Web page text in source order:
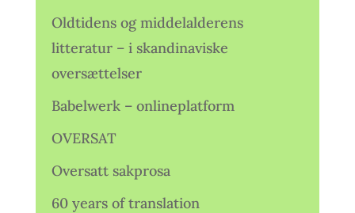
Oldtidens og middelalderens
litteratur – i skandinaviske
oversættelser
Babelwerk – onlineplatform
OVERSAT
Oversatt sakprosa
60 years of translation